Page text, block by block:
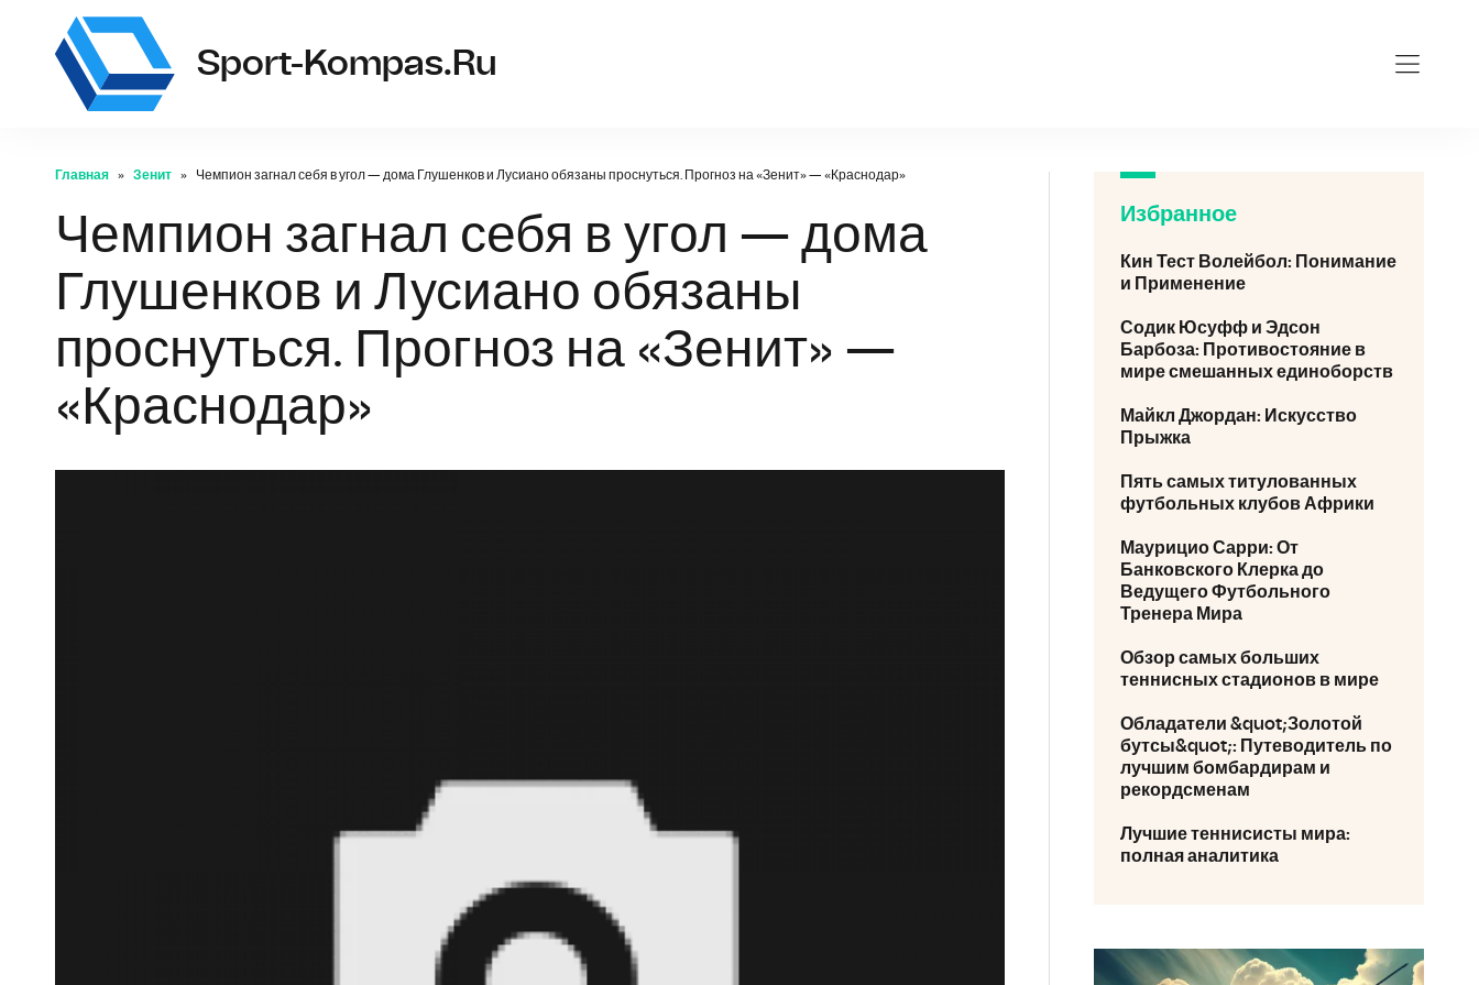
Sport-Kompas.ru
Главная Зенит Чемпион загнал себя в угол — дома Глушенков и Лусиано обязаны проснуться. Прогноз на «Зенит» — «Краснодар»
Чемпион загнал себя в угол — дома
Глушенков и Лусиано обязаны
проснуться. Прогноз на «Зенит» —
«Краснодар»
Избранное
Кин Тест Волейбол: Понимание
и Применение
Содик Юсуфф и Эдсон
Барбоза: Противостояние в
мире смешанных единоборств
Майкл Джордан: Искусство
Прыжка
Пять самых титулованных
футбольных клубов Африки
Маурицио Сарри: От
Банковского Клерка до
Ведущего Футбольного
Тренера Мира
Обзор самых больших
теннисных стадионов в мире
Обладатели &quot;Золотой
бутсы&quot;: Путеводитель по
лучшим бомбардирам и
рекордсменам
Лучшие теннисисты мира:
полная аналитика